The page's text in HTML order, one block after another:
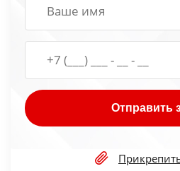
Отправить